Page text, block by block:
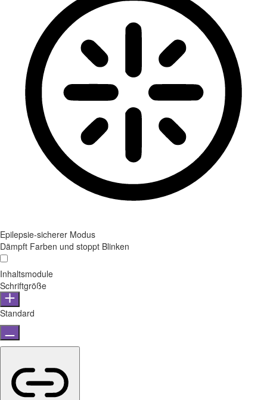
Epilepsie-sicherer Modus
Dämpft Farben und stoppt Blinken
Inhaltsmodule
Schriftgröße
Standard